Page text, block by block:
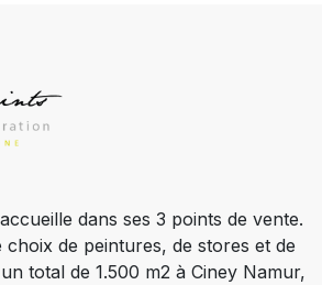
dans ses 3 points de vente.
de peintures, de stores et de
total de 1.500 m2 à Ciney Namur,